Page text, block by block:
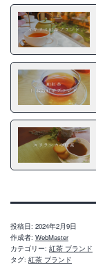
投稿日: 2024年2月9日
作成者: WebMaster
カテゴリー: 紅茶 ブランド
タグ: 紅茶 ブランド